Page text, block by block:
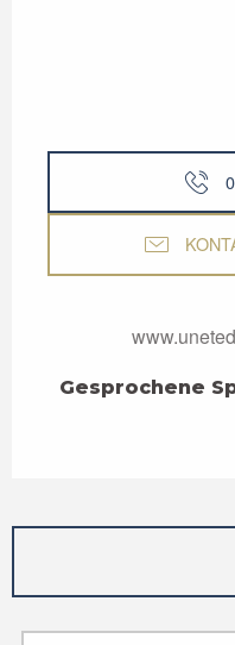
Gesprochene
Gesprochene